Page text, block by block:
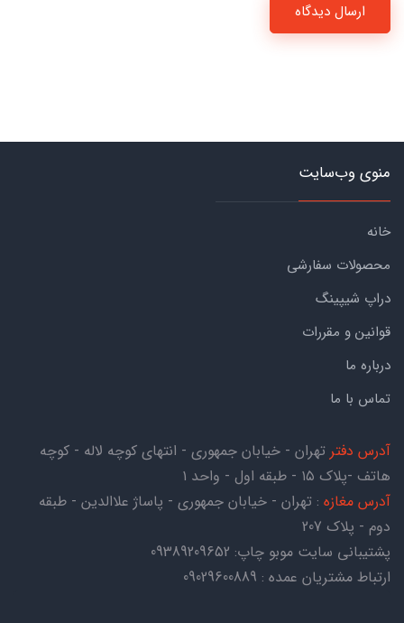
ارسال دیدگاه
منوی وب‌سایت
خانه
محصولات سفارشی
دراپ شیپینگ
قوانین و مقررات
درباره ما
تماس با ما
آدرس دفتر تهران - خیابان جمهوری - انتهای کوچه لاله - کوچه
هاتف -پلاک ۱۵ - طبقه اول - واحد ۱
آدرس مغازه : تهران - خیابان جمهوری - پاساژ علاالدین - طبقه
دوم - پلاک 207
پشتیبانی سایت موبو چاپ: 09389209652
ارتباط مشتریان عمده : 09029600889